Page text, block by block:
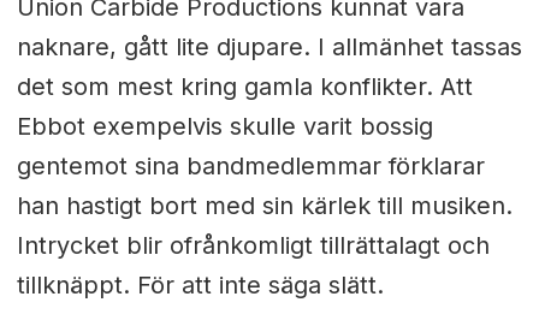
Union Carbide Productions kunnat vara
naknare, gått lite djupare. I allmänhet tassas
det som mest kring gamla konflikter. Att
Ebbot exempelvis skulle varit bossig
gentemot sina bandmedlemmar förklarar
han hastigt bort med sin kärlek till musiken.
Intrycket blir ofrånkomligt tillrättalagt och
tillknäppt. För att inte säga slätt.